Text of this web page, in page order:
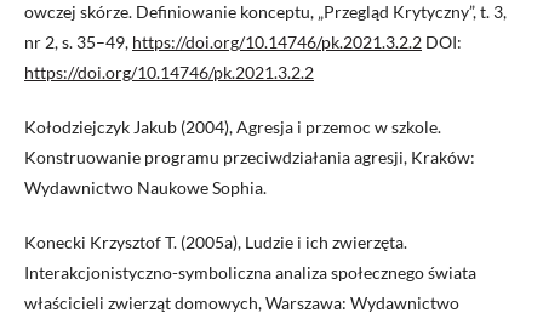
owczej skórze. Definiowanie konceptu, „Przegląd Krytyczny”, t. 3,
nr 2, s. 35–49, https://doi.org/10.14746/pk.2021.3.2.2 DOI:
https://doi.org/10.14746/pk.2021.3.2.2
Kołodziejczyk Jakub (2004), Agresja i przemoc w szkole.
Konstruowanie programu przeciwdziałania agresji, Kraków:
Wydawnictwo Naukowe Sophia.
Konecki Krzysztof T. (2005a), Ludzie i ich zwierzęta.
Interakcjonistyczno-symboliczna analiza społecznego świata
właścicieli zwierząt domowych, Warszawa: Wydawnictwo